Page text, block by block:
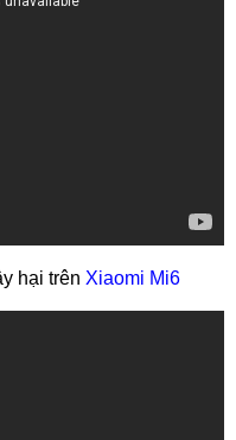
hại trên Xiaomi Mi6